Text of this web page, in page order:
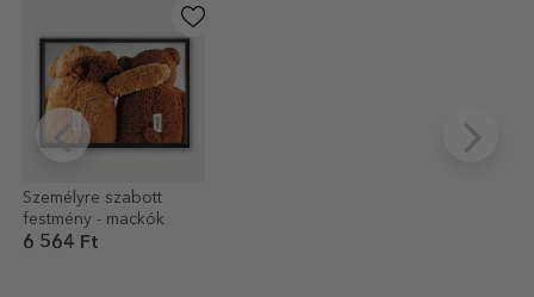
Személyre szabott
festmény - mackók
6 564 Ft